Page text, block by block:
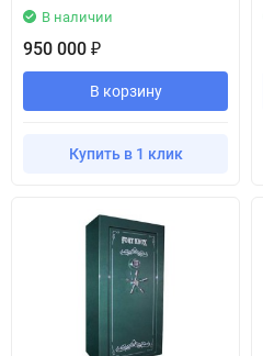
В наличии
950 000 ₽
В корзину
Купить в 1 клик